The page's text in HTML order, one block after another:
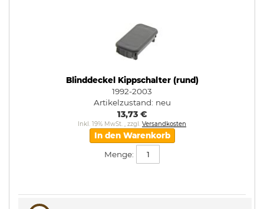
Blinddeckel Kippschalter (rund)
1992-2003
Artikelzustand: neu
13,73 €
Inkl. 19% MwSt. , zzgl. Versandkosten
In den Warenkorb
Menge: